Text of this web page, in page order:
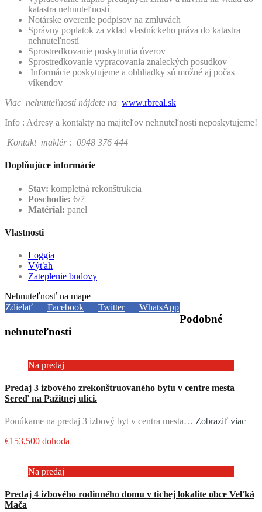
katastra nehnuteľností
Notárske overenie podpisov na zmluvách
Správny poplatok za vklad vlastníckeho práva do katastra
nehnuteľností
Sprostredkovanie poskytnutia úverov
Sprostredkovanie vypracovania znaleckých posudkov
Informácie poskytujeme a obhliadky sú možné aj počas
víkendov
Viac nehnuteľností nájdete na www.rbreal.sk
Info : Adresy a kontakty na majiteľov nehnuteľnosti neposkytujeme!
Kontakt maklér : 0948 376 444
Doplňujúce informácie
Stav: kompletná rekonštrukcia
Poschodie: 6/7
Matérial: panel
Vlastnosti
Loggia
Výťah
Zateplenie budovy
Nehnuteľnosť na mape
Zdielať
Facebook Twitter WhatsApp
Podobné
nehnuteľnosti
Na predaj
Predaj 3 izbového zrekonštruovaného bytu v centre mesta
Sereď na Pažitnej ulici.
Ponúkame na predaj 3 izbový byt v centra mesta… Zobraziť viac
€153,500 dohoda
Na predaj
Predaj 4 izbového rodinného domu v tichej lokalite obce Veľká
Mača